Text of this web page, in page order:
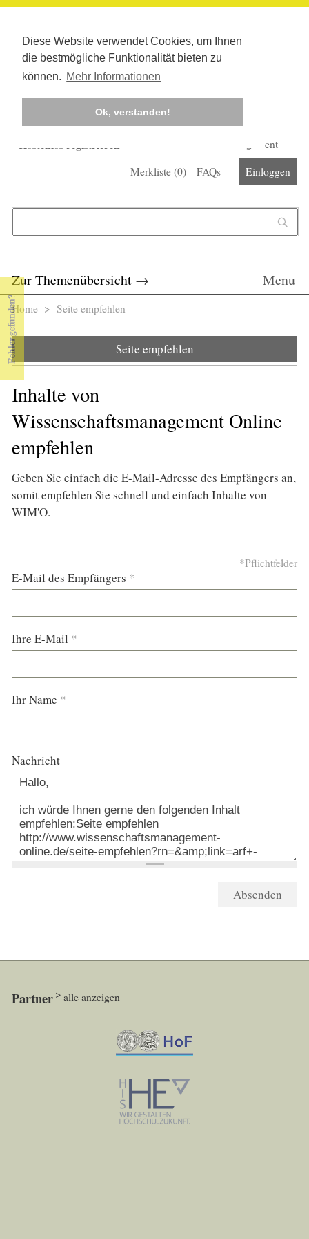
Diese Website verwendet Cookies, um Ihnen
die bestmögliche Funktionalität bieten zu
können. Mehr Informationen
Ok, verstanden!
Kostenlos registrieren
Corona-Management
Merkliste (0) FAQs Einloggen
Zur Themenübersicht → Menu
Sie sind hier
Home > Seite empfehlen
Seite empfehlen
Inhalte von
Wissenschaftsmanagement Online
empfehlen
Geben Sie einfach die E-Mail-Adresse des Empfängers an,
somit empfehlen Sie schnell und einfach Inhalte von
WIM'O.
*Pflichtfelder
E-Mail des Empfängers *
Ihre E-Mail *
Ihr Name *
Nachricht
Partner alle anzeigen